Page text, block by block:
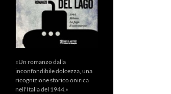
«Un romanzo dalla
inconfondibile dolcezza, una
ricognizione storico onirica
nell'Italia del 1944.»